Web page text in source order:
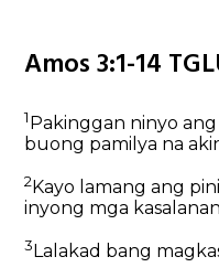
Amos 3:1-14
1Pakinggan ninyo ang
buong pamilya na
2 Kayo lamang ang
inyong mga
3 Lalakad bang